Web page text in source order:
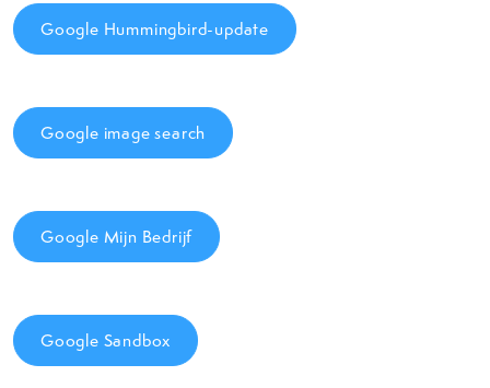
Google Hummingbird-update
Google image search
Google Mijn Bedrijf
Google Sandbox